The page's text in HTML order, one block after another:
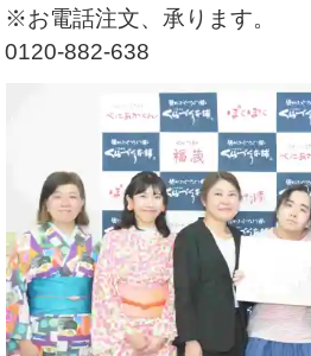
※お電話注文、承ります。
0120-882-638